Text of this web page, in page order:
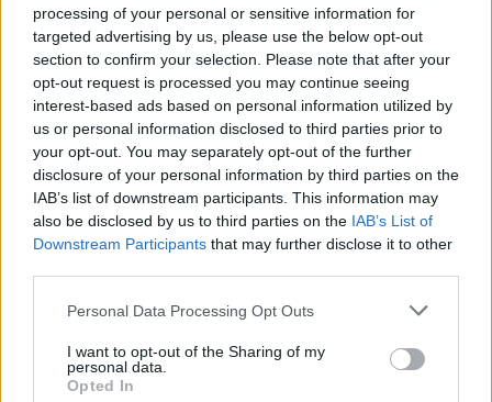
processing of your personal or sensitive information for
targeted advertising by us, please use the below opt-out
section to confirm your selection. Please note that after your
opt-out request is processed you may continue seeing
interest-based ads based on personal information utilized by
us or personal information disclosed to third parties prior to
your opt-out. You may separately opt-out of the further
disclosure of your personal information by third parties on the
IAB’s list of downstream participants. This information may
also be disclosed by us to third parties on the IAB’s List of
Downstream Participants that may further disclose it to other
Personal Data Processing Opt Outs
I want to opt-out of the Sharing of my
personal data.
Opted In
Tad tyrimas dėl galimo neteisėto techninių
priemonių įrengimo ar panaudojimo
informacijai rinkti buvo atnaujintas.
„Atnaujinus ikiteisminį tyrimą bus atlikti
papildomi ikiteisminio tyrimo veiksmai,
siekiant kompleksiškai įvertinti visas
nusikalstamos veikos kvalifikavimui
reikšmingas aplinkybes, taip pat tušinuko-
aplinkybes bei galimus jo panaudojimo